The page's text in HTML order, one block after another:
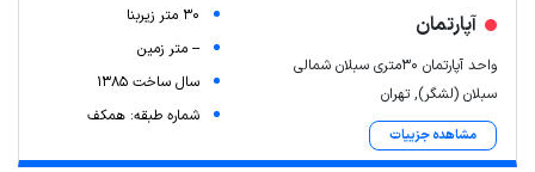
آپارتمان
واحد آپارتمان ۳۰متری سبلان شمالی
سبلان (لشگر), تهران
مشاهده جزییات
30 متر زیربنا
-- متر زمین
سال ساخت 1385
شماره طبقه: همکف